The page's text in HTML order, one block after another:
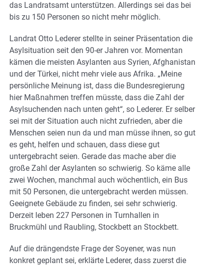
das Landratsamt unterstützen. Allerdings sei das bei
bis zu 150 Personen so nicht mehr möglich.
Landrat Otto Lederer stellte in seiner Präsentation die
Asylsituation seit den 90-er Jahren vor. Momentan
kämen die meisten Asylanten aus Syrien, Afghanistan
und der Türkei, nicht mehr viele aus Afrika. „Meine
persönliche Meinung ist, dass die Bundesregierung
hier Maßnahmen treffen müsste, dass die Zahl der
Asylsuchenden nach unten geht“, so Lederer. Er selber
sei mit der Situation auch nicht zufrieden, aber die
Menschen seien nun da und man müsse ihnen, so gut
es geht, helfen und schauen, dass diese gut
untergebracht seien. Gerade das mache aber die
große Zahl der Asylanten so schwierig. So käme alle
zwei Wochen, manchmal auch wöchentlich, ein Bus
mit 50 Personen, die untergebracht werden müssen.
Geeignete Gebäude zu finden, sei sehr schwierig.
Derzeit leben 227 Personen in Turnhallen in
Bruckmühl und Raubling, Stockbett an Stockbett.
Auf die drängendste Frage der Soyener, was nun
konkret geplant sei, erklärte Lederer, dass zuerst die